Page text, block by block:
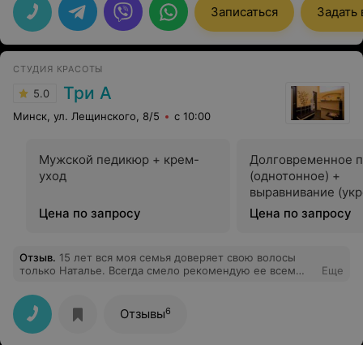
Записаться Задать
СТУДИЯ КРАСОТЫ
5.0 Три А
Минск, ул. Лещинского, 8/5 с 10:00
Мужской педикюр + крем-
уход
Цена по запросу
Долговременное
(однотонное) +
выравнивание
Цена по запросу
Отзыв. 15 лет вся моя семья доверяет свою волосы
только Наталье. Всегда смело рекомендую ее всем
Еще
Отзывы6